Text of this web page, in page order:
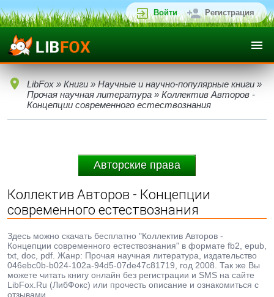
Войти Регистрация
LibFox » Книги » Научные и научно-популярные книги »
Прочая научная литература » Коллектив Авторов -
Концепции современного естествознания
Авторские права
Коллектив Авторов - Концепции
современного естествознания
Здесь можно скачать бесплатно "Коллектив Авторов -
Концепции современного естествознания" в формате fb2, epub,
txt, doc, pdf. Жанр: Прочая научная литература, издательство
046ebc0b-b024-102a-94d5-07de47c81719, год 2008. Так же Вы
можете читать книгу онлайн без регистрации и SMS на сайте
LibFox.Ru (ЛибФокс) или прочесть описание и ознакомиться с
отзывами.